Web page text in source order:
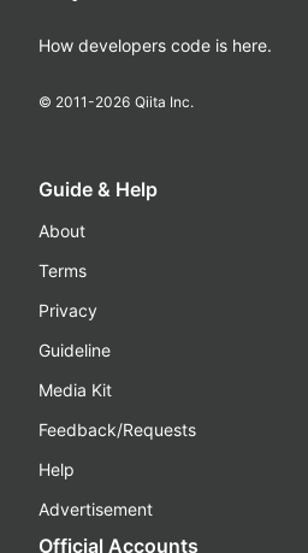
How developers code is here.
© 2011-2026 Qiita Inc.
Guide & Help
About
Terms
Privacy
Guideline
Media Kit
Feedback/Requests
Help
Advertisement
Official Accounts